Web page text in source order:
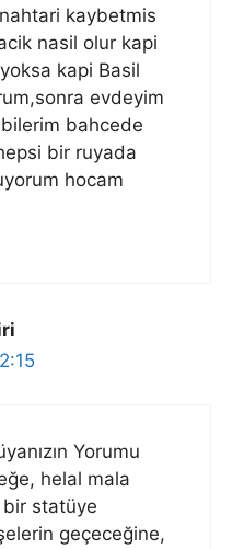
kaybetmis
nasil olur kapi
kapi Basil
evdeyim
bahcede
bir ruyada
hocam
Yorumu
helal mala
bir statüye
geçeceğine,